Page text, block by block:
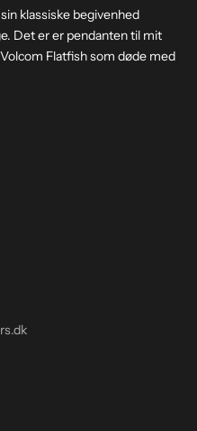
klassiske begivenhed
Det er er pendanten til mit
Flatfish som døde med